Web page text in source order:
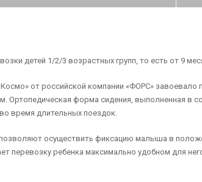
детей 1/2/3 возрастных групп, то есть от 9
от российской компании «ФОРС» завоевало
Ортопедическая форма сидения, выполненная в
время длительных поездок.
осуществить фиксацию малыша в
перевозку ребенка максимально удобном для